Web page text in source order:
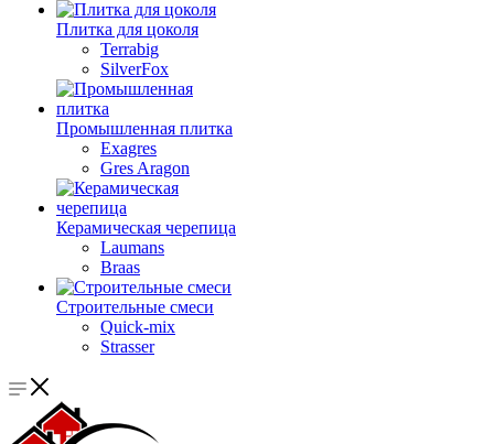
Плитка для цоколя
Terrabig
SilverFox
Промышленная плитка
Exagres
Gres Aragon
Керамическая черепица
Laumans
Braas
Строительные смеси
Quick-mix
Strasser